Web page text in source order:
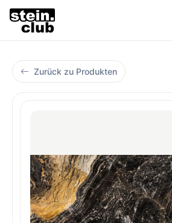
Zurück zu Produkten